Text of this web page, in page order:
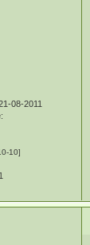
08-2011
10]